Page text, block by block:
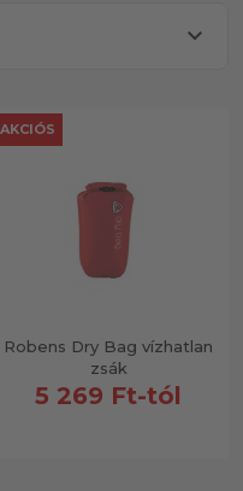
Robens Dry Bag vízhatlan
zsák
AKCIÓS
5 269 Ft-tól